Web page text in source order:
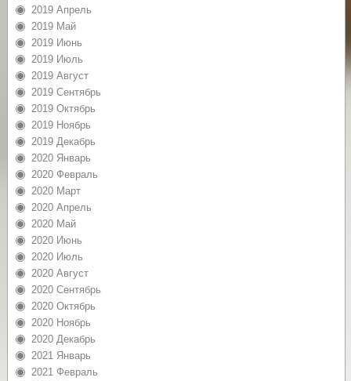
2019 Апрель
2019 Май
2019 Июнь
2019 Июль
2019 Август
2019 Сентябрь
2019 Октябрь
2019 Ноябрь
2019 Декабрь
2020 Январь
2020 Февраль
2020 Март
2020 Апрель
2020 Май
2020 Июнь
2020 Июль
2020 Август
2020 Сентябрь
2020 Октябрь
2020 Ноябрь
2020 Декабрь
2021 Январь
2021 Февраль